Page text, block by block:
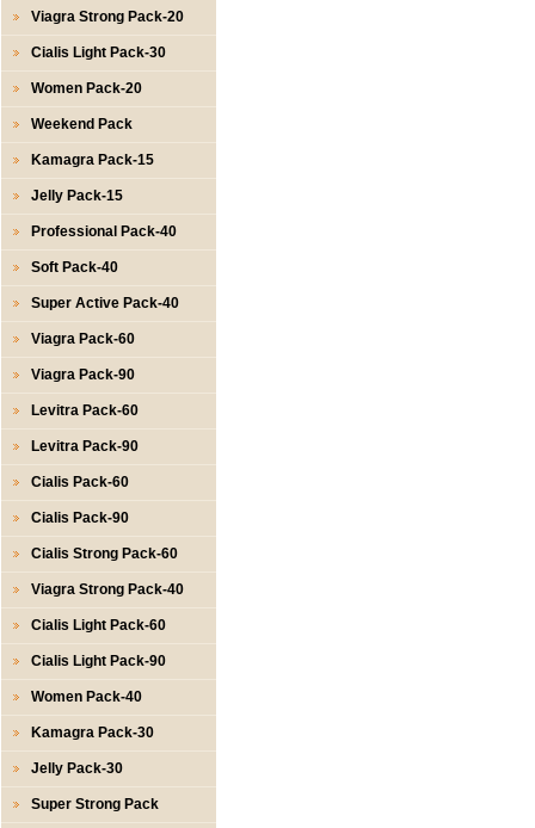
Viagra Strong Pack-20
Cialis Light Pack-30
Women Pack-20
Weekend Pack
Kamagra Pack-15
Jelly Pack-15
Professional Pack-40
Soft Pack-40
Super Active Pack-40
Viagra Pack-60
Viagra Pack-90
Levitra Pack-60
Levitra Pack-90
Cialis Pack-60
Cialis Pack-90
Cialis Strong Pack-60
Viagra Strong Pack-40
Cialis Light Pack-60
Cialis Light Pack-90
Women Pack-40
Kamagra Pack-30
Jelly Pack-30
Super Strong Pack